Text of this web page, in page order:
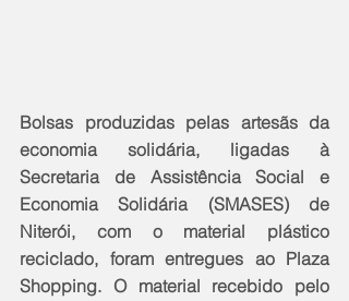
Bolsas produzidas pelas artesãs da
economia solidária, ligadas à
Secretaria de Assistência Social e
Economia Solidária (SMASES) de
Niterói, com o material plástico
reciclado, foram entregues ao Plaza
Shopping. O material recebido pelo